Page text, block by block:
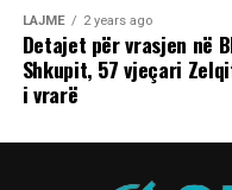
LAJME 2 years ago
Detajet për vrasjen në
Shkupit, 57 vjeçari
i vrarë